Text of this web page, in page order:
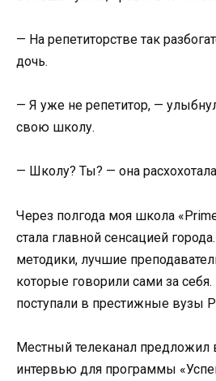
— На репетиторстве так
дочь.
— Я уже не репетитор, —
свою школу.
— Школу? Ты? — она
Через полгода моя школа
стала главной сенсацией
методики, лучшие
которые говорили сами за
поступали в престижные вузы
Местный телеканал предложил
интервью для программы